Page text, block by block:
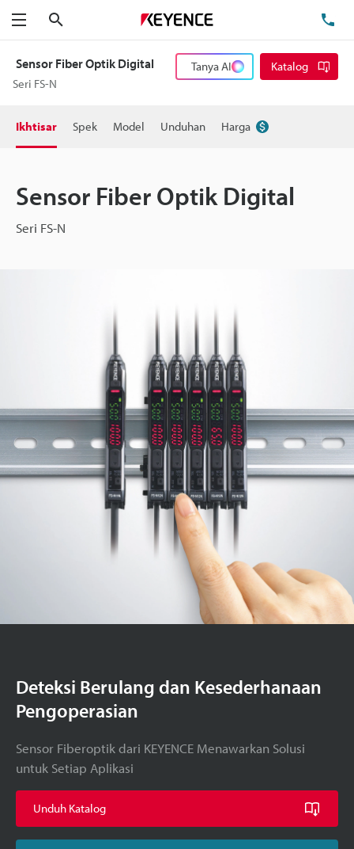
Menu
Sensor Fiber Optik Digital
Seri FS-N
Tanya AI Katalog
Ikhtisar Spek Model Unduhan Harga
Sensor Fiber Optik Digital
Seri FS-N
Deteksi Berulang dan Kesederhanaan
Pengoperasian
Sensor Fiberoptik dari KEYENCE Menawarkan Solusi
untuk Setiap Aplikasi
Unduh Katalog